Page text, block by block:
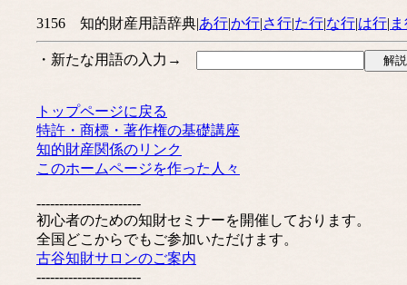
3156 知的財産用語辞典|あ行|か行|さ行|た行|な行|は行|
・新たな用語の入力→
トップページに戻る
特許・商標・著作権の基礎講座
知的財産関係のリンク
このホームページを作った人々
-----------------------
初心者のための知財セミナーを開催しております。
全国どこからでもご参加いただけます。
古谷知財サロンのご案内
-----------------------